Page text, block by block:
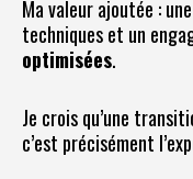
Ma valeur ajoutée :
techniques et un
optimisées.
Je crois qu’une
c’est précisément